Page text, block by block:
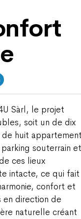
Sàrl, le projet
soit un de dix
huit
souterrain et
ces lieux
intacte, ce qui fait
confort et
en direction de
naturelle créant